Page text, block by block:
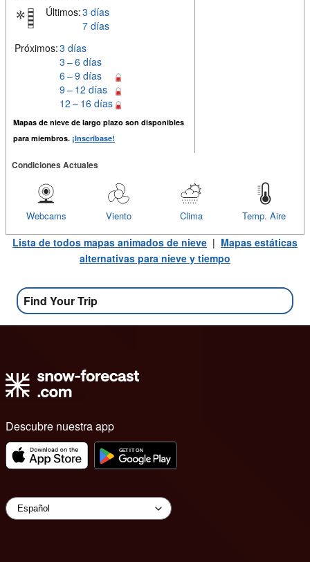
Últimos:3 días
7 días
Próximos:3 días
3 – 6 días
6 – 9 días
9 – 12 días
12 – 16 días
Mapas de nieve de largo plazo son disponibles
para miembros. ¡Inscríbase!
Condiciones Actuales
Temp. Aire
Clima
Viento
Webcams
Lista de todos mapas animados de nieve | Mapas estáticas
alternativas para nieve y tiempo
Find Your Trip
Descubre nuestra app